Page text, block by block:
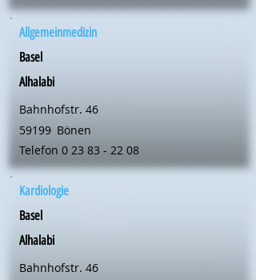
Allgemeinmedizin
Basel
Alhalabi
Bahnhofstr. 46
59199 Bönen
Telefon 0 23 83 - 22 08
Kardiologie
Basel
Alhalabi
Bahnhofstr. 46